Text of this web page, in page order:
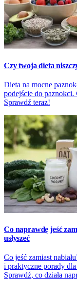
Czy twoja dieta
Dieta na mocne
podejście do paznokci.
Sprawdź teraz!
Co naprawdę jeść
usłyszeć
Co jeść zamiast
i praktyczne porady
Sprawdź, co działa